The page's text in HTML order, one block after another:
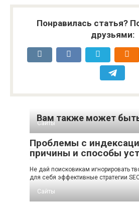
Понравилась статья?
друзьями:
Вам также может
Сайты
Проблемы с
причины и способы
Не дай поисковикам игнорировать
для себя эффективные стратегии
Сайты